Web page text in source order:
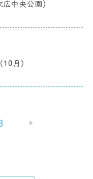
中央公園）
10月）